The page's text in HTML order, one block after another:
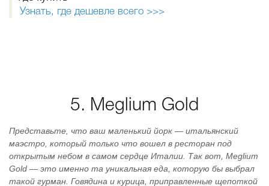
Узнать, где дешевле всего >>>
5. Meglium Gold
Представьте, что ваш маленький йорк — итальянский
маэстро, который только что вошел в ресторан под
открытым небом в самом сердце Италии. Так вот, Meglium
Gold — это именно та уникальная еда, которую бы выбрал
такой гурман. Говядина и курица, приправленные щепоткой